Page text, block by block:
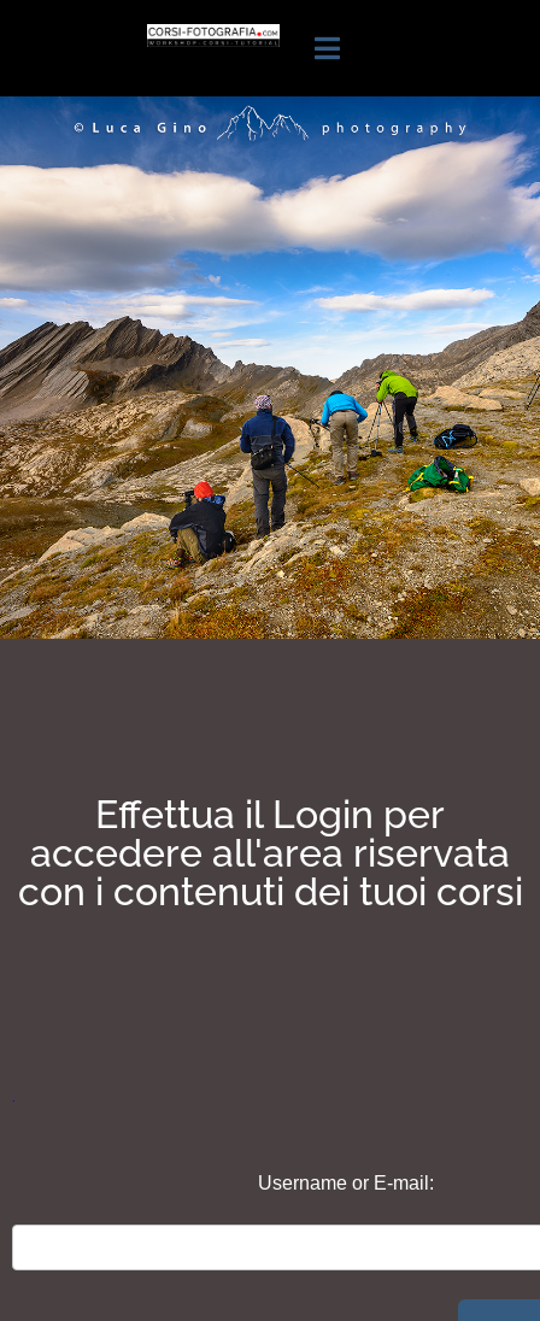
Effettua il Login per
accedere all'area riservata
con i contenuti dei tuoi corsi
Username or E-mail: